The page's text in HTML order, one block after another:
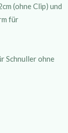
(ohne Clip) und
für
Schnuller ohne